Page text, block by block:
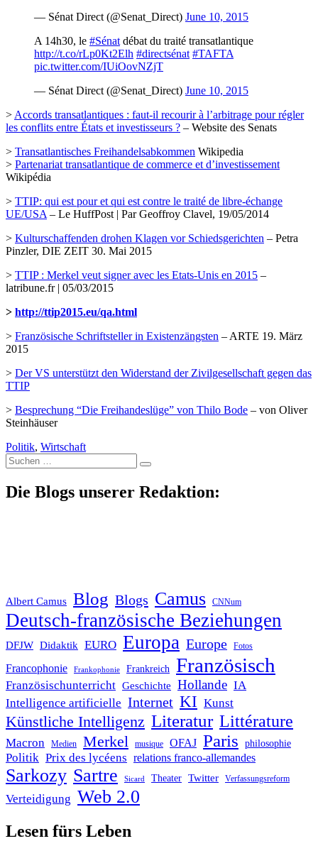
— Sénat Direct (@Senat_Direct) June 10, 2015
A 14h30, le #Sénatdébat du traité transatlantique
http://t.co/rLp0Kt2Elh #directsénat #TAFTA
pic.twitter.com/IUiOovNZjT
— Sénat Direct (@Senat_Direct) June 10, 2015
>Accords transatlantiques : faut-il recourir à l’arbitrage pour régler
les conflits entre États et investisseurs ? – Website des Senats
> Transatlantisches Freihandelsabkommen Wikipedia
> Partenariat transatlantique de commerce et d’investissement
Wikipédia
> TTIP: qui est pour et qui est contre le traité de libre-échange
UE/USA– Le HuffPost | Par Geoffroy Clavel, 19/05/2014
> Kulturschaffenden drohen Klagen vor Schiedsgerichten – Petra
Pinzler, DIE ZEIT 30. Mai 2015
> TTIP : Merkel veut signer avec les Etats-Unis en 2015 –
latribune.fr | 05/03/2015
> http://ttip2015.eu/qa.html
> Französische Schriftsteller in Existenzängsten – ARTE 19. März
2015
> Der VS unterstützt den Widerstand der Zivilgesellschaft gegen das
TTIP
> Besprechung “Die Freihandeslüge” von Thilo Bode – von Oliver
Steinhäuser
Politik, Wirtschaft
Suche
nach:
Die Blogs unserer Redaktion:
Albert Camus Blog Blogs Camus CNNum
Deutsch-französische Beziehungen
DFJW Didaktik EURO Europa Europe Fotos
Francophonie Frankophonie Frankreich Französisch
Französischunterricht Geschichte Hollande IA
Intelligence artificielle Internet KI Kunst
Künstliche Intelligenz Literatur Littérature
Macron Medien Merkel musique OFAJ Paris philosophie
Politik Prix des lycéens relations franco-allemandes
Sarkozy Sartre Sicard Theater Twitter Verfassungsreform
Verteidigung Web 2.0
Lesen fürs Leben